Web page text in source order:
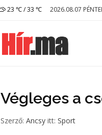
23 ℃ / 33 ℃ 2026.08.07
Végleges a
Szerző: Ancsy itt: Sport